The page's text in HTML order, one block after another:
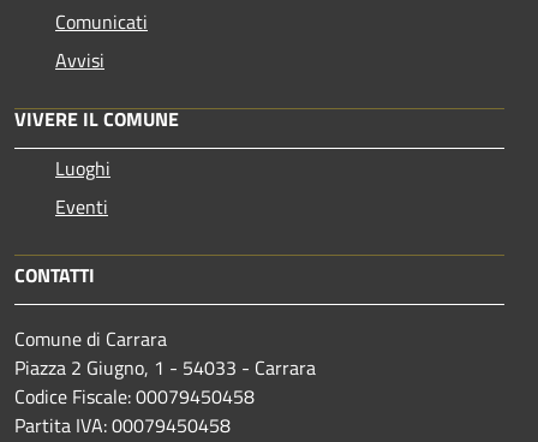
Comunicati
Avvisi
VIVERE IL COMUNE
Luoghi
Eventi
CONTATTI
Comune di Carrara
Piazza 2 Giugno, 1 - 54033 - Carrara
Codice Fiscale: 00079450458
Partita IVA: 00079450458